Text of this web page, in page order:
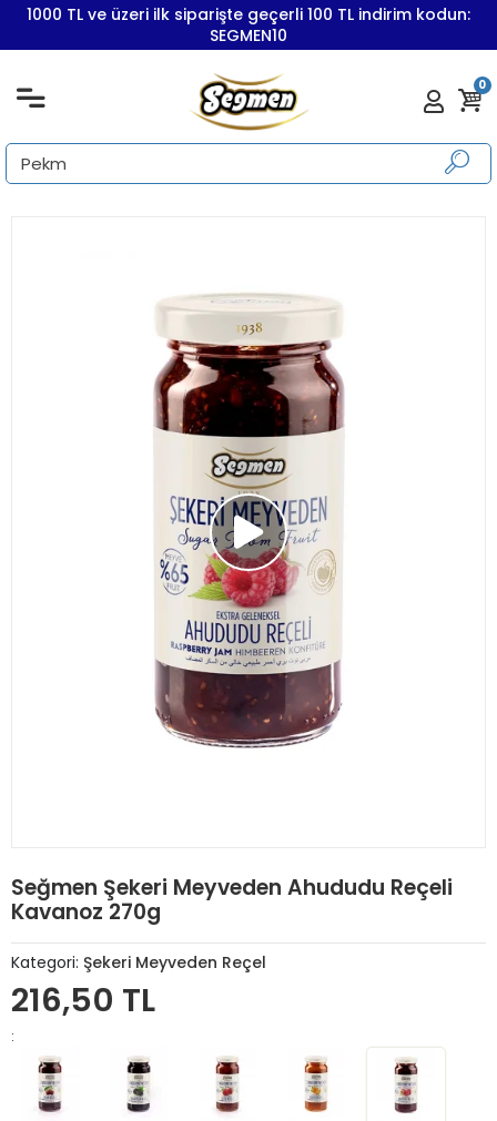
1000 TL ve üzeri ilk siparişte geçerli 100 TL indirim kodun:
SEGMEN10
0
Seğmen Şekeri Meyveden Ahududu Reçeli
Kavanoz 270g
Kategori: Şekeri Meyveden Reçel
216,50 TL
: